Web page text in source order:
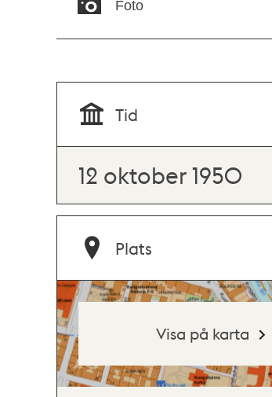
Foto
Tid
12 oktober 1950
Plats
Visa på karta